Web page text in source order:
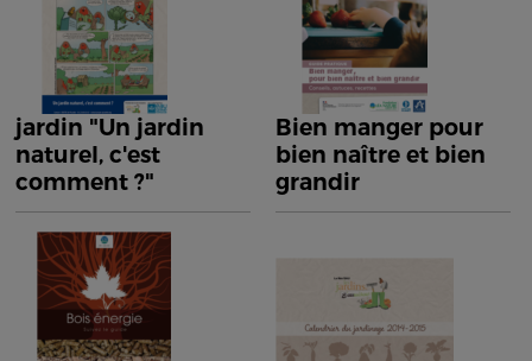
jardin "Un jardin
naturel, c'est
comment ?"
Bien manger pour
bien naître et bien
grandir